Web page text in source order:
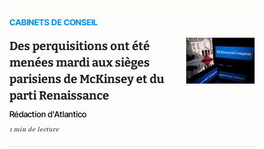
CABINETS DE CONSEIL
Des perquisitions ont été
menées mardi aux sièges
parisiens de McKinsey et du
parti Renaissance
Rédaction d'Atlantico
1 min de lecture